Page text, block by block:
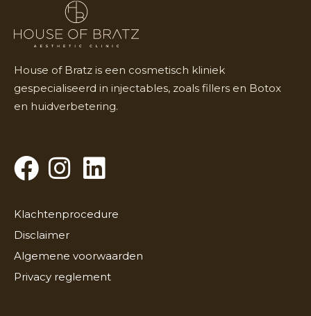
House of Bratz is een cosmetisch kliniek
gespecialiseerd in injectables, zoals fillers en Botox
en huidverbetering.
Klachtenprocedure
Disclaimer
Algemene voorwaarden
Privacy reglement